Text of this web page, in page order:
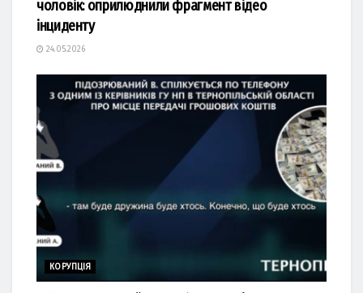
чоловік: оприлюднили фрагмент відео
інциденту
24.05.2026
КОРУПЦІЯ